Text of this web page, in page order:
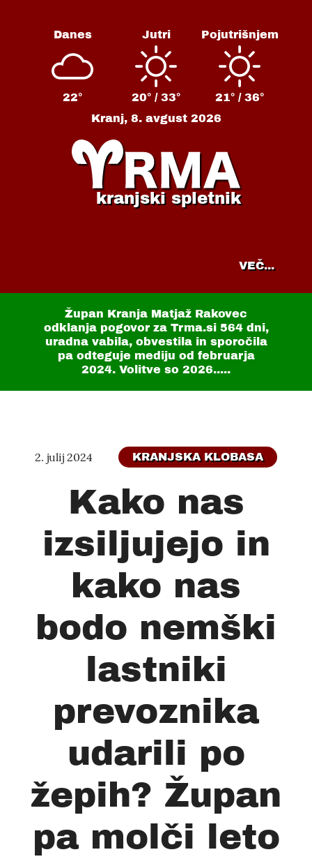
Danes
22°
Jutri
20° / 33°
Pojutrišnjem
21° / 36°
Kranj, 8. avgust 2026
kranjski spletnik
VEČ...
Župan Kranja Matjaž Rakovec
odklanja pogovor za Trma.si 564 dni,
uradna vabila, obvestila in sporočila
pa odteguje mediju od februarja
2024. Volitve so 2026.....
2. julij 2024 KRANJSKA KLOBASA
Kako nas
izsiljujejo in
kako nas
bodo nemški
lastniki
prevoznika
udarili po
žepih? Župan
pa molči leto